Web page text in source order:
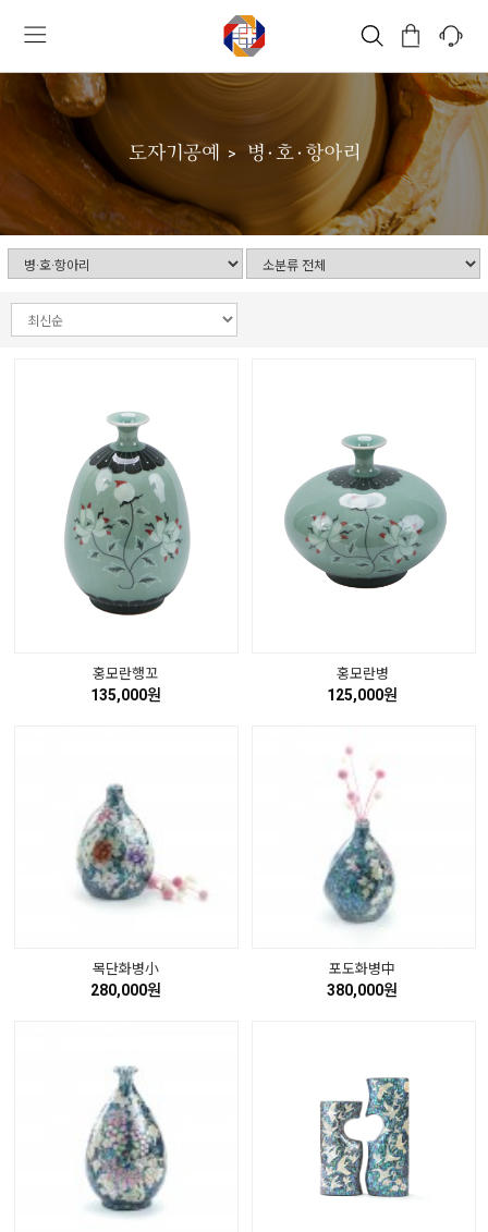
도자기공예 병·호·항아리
홍모란행꼬
135,000원
홍모란병
125,000원
목단화병小
280,000원
포도화병中
380,000원